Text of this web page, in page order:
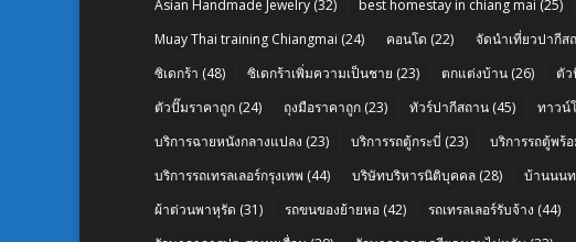
Asian Handmade Jewelry (32) best homestay in chiang mai (25)
Muay Thai training Chiangmai (24) คอนโด (22) จัดนำเที่ยวปากีส
ซิเดกร้า (48) ซิเดกร้าเพิ่มความเป็นชาย (23) ตกแต่งบ้าน (26) ตั
ตัวปั๊มราคาถูก (24) ถุงมือราคาถูก (23) ทัวร์ปากีสถาน (45) ทาวน์
บริการฉายหนังกลางแปลง (23) บริการรถตู้กระบี่ (23) บริการรถตู้พร้
บริการรถเทรลเลอร์กรุงเทพ (44) บริษัทบริหารนิติบุคคล (28) บ้านนน
ผ้าต่วนพาหุรัด (31) รถขนของย้ายหอ (42) รถเทรลเลอร์รับจ้าง (44)